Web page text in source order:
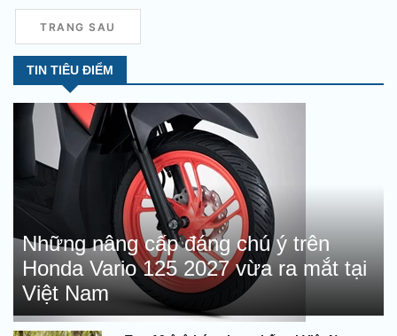
TRANG SAU
TIN TIÊU ĐIỂM
Những nâng cấp đáng chú ý trên
Honda Vario 125 2027 vừa ra mắt tại
Việt Nam